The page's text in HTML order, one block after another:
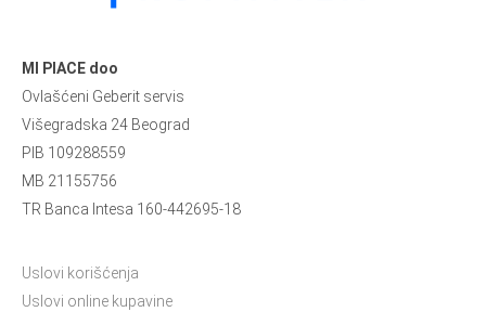
MI PIACE doo
Ovlašćeni Geberit servis
Višegradska 24 Beograd
PIB 109288559
MB 21155756
TR Banca Intesa 160-442695-18
Uslovi korišćenja
Uslovi online kupavine